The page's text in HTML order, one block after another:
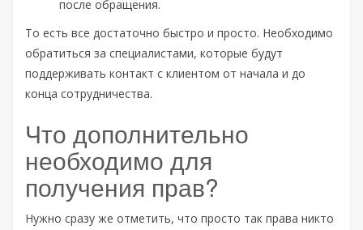
после обращения.
То есть все достаточно быстро и просто. Необходимо
обратиться за специалистами, которые будут
поддерживать контакт с клиентом от начала и до
конца сотрудничества.
Что дополнительно
необходимо для
получения прав?
Нужно сразу же отметить, что просто так права никто